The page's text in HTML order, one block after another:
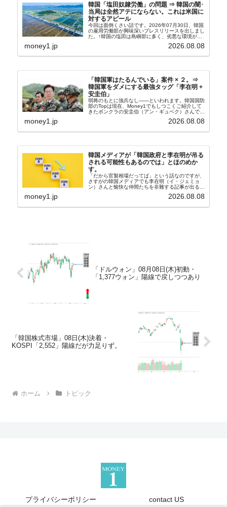
韓国「塩田奴隷労働」の問題 ⇒ 韓国の闇･
当局は全然アテにならない。これは米国に
対するアピール
今回は面倒くさい話です。2026年07月30日、韓国
の雇用労働部が興味深いプレスリリースを出しまし
た。↑韓国の塩田は島嶼部に多く、劣悪な環境が一
たといわれます（後述）。これは、いわゆる「塩田
money1.jp 2026.08.08
「韓国軍はたるんでいる」案件 × ２。⇒
韓国軍をダメにする最強タッグ「李在明 +
安圭伯」
弱将のもとに強兵なし――といわれます。韓国国防
部のTopは現在、Money1でもしつこくご紹介して
きたボンクラの安圭伯（アン・ギュベク）さんで
さんと「韓国初の文官上がり」の国防部長官安圭伯
money1.jp 2026.08.08
韓国メディアが「韓国政府と李在明が吊る
される可能性もあるのでは」とほのめか
す。
「だから官製相場だってば」という話なのですが、
さすがの韓国メディアでも李在明（イ・ジェミョ
ン）さんと愉快な仲間たちを非難する記事が出るよ
うになっています。もちろん株価の暴落についてで
『朝鮮日報』に面白い記事が出ています。「東西南
money1.jp 2026.08.08
「ドルウォン」08月08日(木)初動・
「1,377ウォン」陽線で戻しつつあり
「韓国株式市場」08日(木)決着・
KOSPI「2,552」陽線だが力足りず。
ホーム トピック
プライバシーポリシー contact US